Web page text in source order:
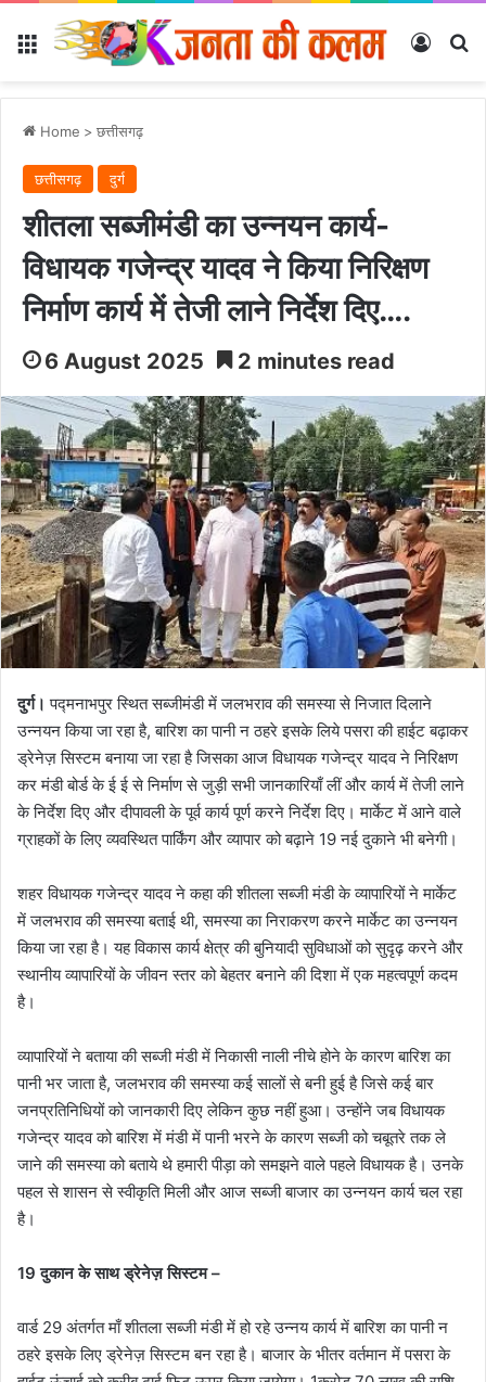
Menu Log In
Home > छत्तीसगढ़
छत्तीसगढ़ दुर्ग
शीतला सब्जीमंडी का उन्नयन कार्य-
विधायक गजेन्द्र यादव ने किया निरिक्षण
निर्माण कार्य में तेजी लाने निर्देश दिए….
6 August 2025 2 minutes read
दुर्ग। पद्मनाभपुर स्थित सब्जीमंडी में जलभराव की समस्या से निजात दिलाने
उन्नयन किया जा रहा है, बारिश का पानी न ठहरे इसके लिये पसरा की हाईट बढ़ाकर
ड्रेनेज़ सिस्टम बनाया जा रहा है जिसका आज विधायक गजेन्द्र यादव ने निरिक्षण
कर मंडी बोर्ड के ई ई से निर्माण से जुड़ी सभी जानकारियाँ लीं और कार्य में तेजी लाने
के निर्देश दिए और दीपावली के पूर्व कार्य पूर्ण करने निर्देश दिए। मार्केट में आने वाले
ग्राहकों के लिए व्यवस्थित पार्किंग और व्यापार को बढ़ाने 19 नई दुकाने भी बनेगी।
शहर विधायक गजेन्द्र यादव ने कहा की शीतला सब्जी मंडी के व्यापारियों ने मार्केट
में जलभराव की समस्या बताई थी, समस्या का निराकरण करने मार्केट का उन्नयन
किया जा रहा है। यह विकास कार्य क्षेत्र की बुनियादी सुविधाओं को सुदृढ़ करने और
स्थानीय व्यापारियों के जीवन स्तर को बेहतर बनाने की दिशा में एक महत्वपूर्ण कदम
है।
व्यापारियों ने बताया की सब्जी मंडी में निकासी नाली नीचे होने के कारण बारिश का
पानी भर जाता है, जलभराव की समस्या कई सालों से बनी हुई है जिसे कई बार
जनप्रतिनिधियों को जानकारी दिए लेकिन कुछ नहीं हुआ। उन्होंने जब विधायक
गजेन्द्र यादव को बारिश में मंडी में पानी भरने के कारण सब्जी को चबूतरे तक ले
जाने की समस्या को बताये थे हमारी पीड़ा को समझने वाले पहले विधायक है। उनके
पहल से शासन से स्वीकृति मिली और आज सब्जी बाजार का उन्नयन कार्य चल रहा
है।
19 दुकान के साथ ड्रेनेज़ सिस्टम –
वार्ड 29 अंतर्गत माँ शीतला सब्जी मंडी में हो रहे उन्नय कार्य में बारिश का पानी न
ठहरे इसके लिए ड्रेनेज़ सिस्टम बन रहा है। बाजार के भीतर वर्तमान में पसरा के